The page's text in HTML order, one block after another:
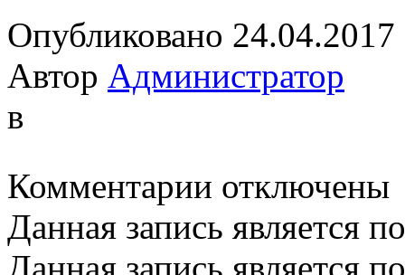
Опубликовано 24.04.2017
Автор Администратор
в
Комментарии записи
отключены
Данная запись является
Данная запись является